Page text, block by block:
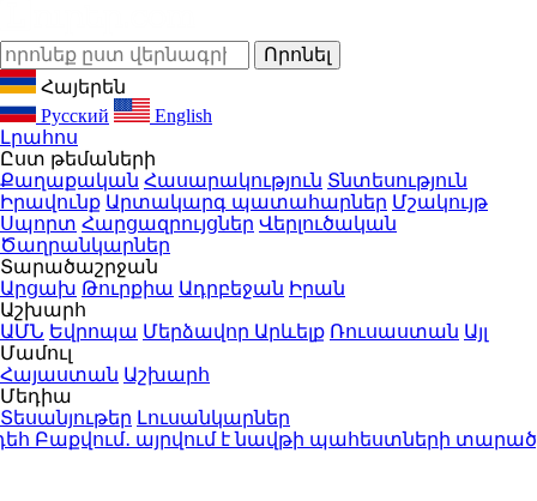
Հայերեն
Русский
English
Լրահոս
Ըստ թեմաների
Քաղաքական Հասարակություն Տնտեսություն
Իրավունք Արտակարգ պատահարներ Մշակույթ
Սպորտ Հարցազրույցներ Վերլուծական
Ծաղրանկարներ
Տարածաշրջան
Արցախ Թուրքիա Ադրբեջան Իրան
Աշխարհ
ԱՄՆ Եվրոպա Մերձավոր Արևելք Ռուսաստան Այլ
Մամուլ
Հայաստան Աշխարհ
Մեդիա
Տեսանյութեր Լուսանկարներ
այրվում է նավթի պահեստների տարածքը